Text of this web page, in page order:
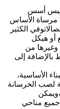
أسس
مرساة الأساس
الكثير
أو هيكل
وغيرها من
بالإضافة إلى
الأساسية،
لصب الخرسانة
مناحي